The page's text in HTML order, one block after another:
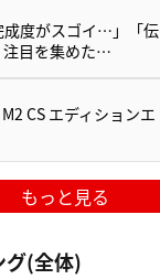
成度がスゴイ…」「伝
注目を集めた…
CS エディションエ
もっと見る
グ(全体)